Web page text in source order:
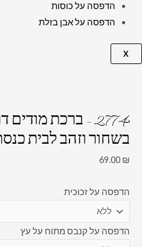
הדפסה על כוסות
הדפסה על אבן בזלת
X
2774 – ברכת
בשחור וזהב לבית
69.00 ₪
הדפסה על זכוכית
הדפסה על קנבס מתוח על עץ